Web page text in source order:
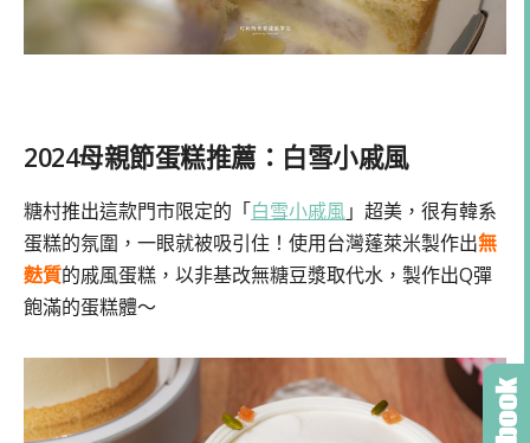
2024母親節蛋糕推薦：白雪小戚風
糖村推出這款門市限定的「白雪小戚風」超美，很有韓系
蛋糕的氛圍，一眼就被吸引住！使用台灣蓬萊米製作出無
麩質的戚風蛋糕，以非基改無糖豆漿取代水，製作出Q彈
飽滿的蛋糕體～